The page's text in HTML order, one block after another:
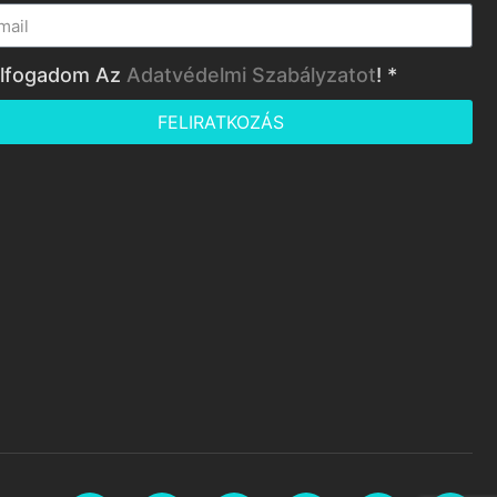
Az Adatvédelmi Szabályzatot! *
FELIRATKOZÁS